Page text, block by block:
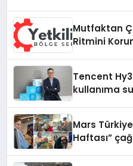
Mutfaktan
Ritmini
Tencent
kullanıma
Mars
Haftası”